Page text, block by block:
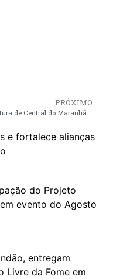
PRÓXIMO
e fortalece alianças
do Projeto
evento do Agosto
entregam
Livre da Fome em